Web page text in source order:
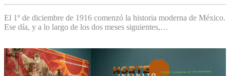
El 1º de diciembre de 1916 comenzó la historia moderna de México.
Ese día, y a lo largo de los dos meses siguientes,…